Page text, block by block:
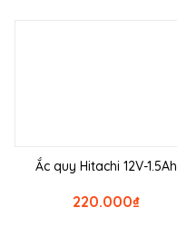
Ắc quy Hitachi 12V-1.5Ah
₫
220.000